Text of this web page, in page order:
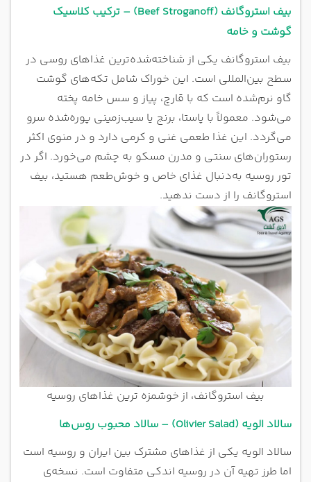
بیف استروگانف (Beef Stroganoff) – ترکیب کلاسیک
گوشت و خامه
بیف استروگانف یکی از شناخته‌شده‌ترین غذاهای روسی در
سطح بین‌المللی است. این خوراک شامل تکه‌های گوشت
گاو نرم‌شده است که با قارچ، پیاز و سس خامه پخته
می‌شود. معمولاً با پاستا، برنج یا سیب‌زمینی پوره‌شده سرو
می‌گردد. این غذا طعمی غنی و کرمی دارد و در منوی اکثر
رستوران‌های سنتی و مدرن مسکو به چشم می‌خورد. اگر در
تور روسیه به‌دنبال غذای خاص و خوش‌طعم هستید، بیف
استروگانف را از دست ندهید.
بیف استروگانف، از خوشمزه ترین غذاهای روسیه
سالاد الویه (Olivier Salad) – سالاد محبوب روس‌ها
سالاد الویه یکی از غذاهای مشترک بین ایران و روسیه است
اما طرز تهیه آن در روسیه اندکی متفاوت است. نسخه‌ی